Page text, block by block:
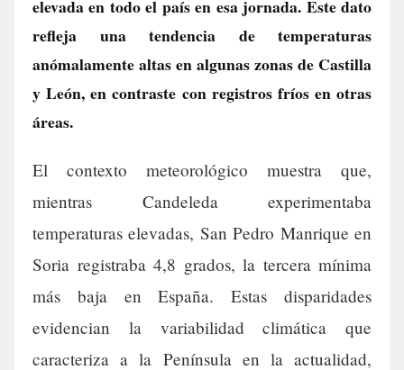
elevada en todo el país en esa jornada. Este dato
refleja una tendencia de temperaturas
anómalamente altas en algunas zonas de Castilla
y León, en contraste con registros fríos en otras
áreas.
El contexto meteorológico muestra que,
mientras Candeleda experimentaba
temperaturas elevadas, San Pedro Manrique en
Soria registraba 4,8 grados, la tercera mínima
más baja en España. Estas disparidades
evidencian la variabilidad climática que
caracteriza a la Península en la actualidad,